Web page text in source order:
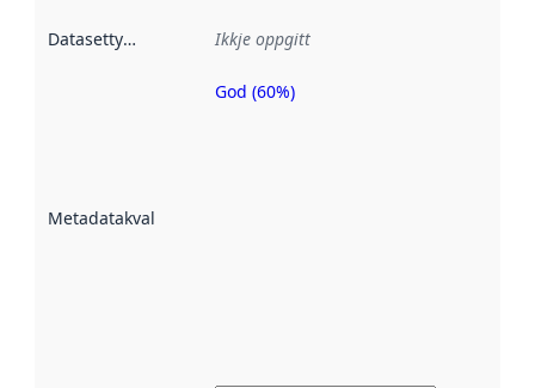
Datasettype Ikkje oppgitt
Metadatakvalitet
Metadatakvalitet
God (60%)